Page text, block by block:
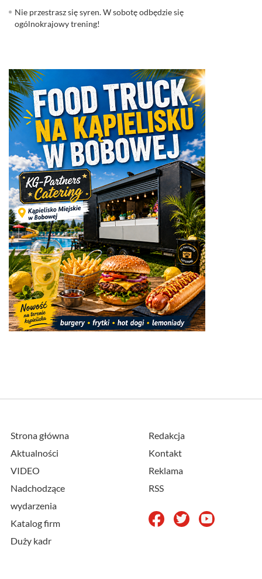
Nie przestrasz się syren. W sobotę odbędzie się
ogólnokrajowy trening!
Strona główna
Aktualności
VIDEO
Nadchodzące
wydarzenia
Katalog firm
Duży kadr
Redakcja
Kontakt
Reklama
RSS